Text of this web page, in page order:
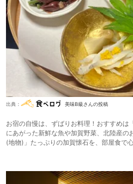
出典： 美味B級さんの投稿
お宿の自慢は、ずばりお料理！おすすめは
にあがった新鮮な魚や加賀野菜、北陸産の
(地物)」たっぷりの加賀懐石を、部屋食で